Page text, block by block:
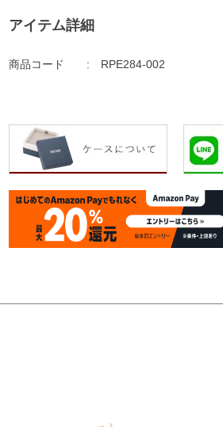
16,000円 16,000円
アイテム詳細
商品コード RPE284-002